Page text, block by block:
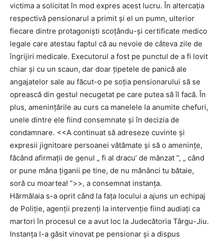
victima a solicitat în mod expres acest lucru. În altercația
respectivă pensionarul a primit și el un pumn, ulterior
fiecare dintre protagoniști scoțându-și certificate medico
legale care atestau faptul că au nevoie de câteva zile de
îngrijiri medicale. Executorul a fost pe punctul de a fi lovit
chiar și cu un scaun, dar doar țipetele de panică ale
angajatelor sale au făcut-o pe soția pensionarului să se
oprească din gestul necugetat pe care putea să îl facă. În
plus, amenințările au curs ca manelele la anumite chefuri,
unele dintre ele fiind consemnate și în decizia de
condamnare. <<A continuat să adreseze cuvinte și
expresii jignitoare persoanei vătămate și să o amenințe,
făcând afirmații de genul „ fi al dracu’ de mânzat ”, „ când
or pune mâna țiganii pe tine, de nu mănânci tu bătaie,
soră cu moartea! ”>>, a consemnat instanța.
Hărmălaia s-a oprit când la fața locului a ajuns un echipaj
de Poliție, agenții prezenți la intervenție fiind audiați ca
martori în procesul ce a avut loc la Judecătoria Târgu-Jiu.
Instanța l-a găsit vinovat pe pensionar și a dispus